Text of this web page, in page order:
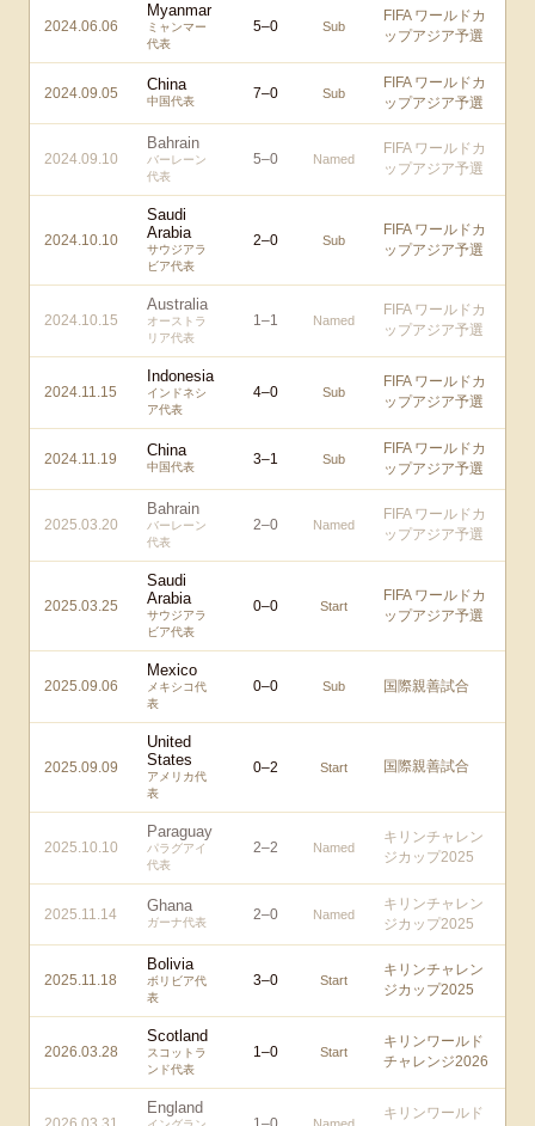
2024.06.06
Myanmar
ミャンマー
代表
5–0 Sub
FIFA ワールドカ
ップアジア予選
2024.09.05 China
中国代表 7–0 Sub
FIFA ワールドカ
ップアジア予選
2024.09.10
Bahrain
バーレーン
代表
5–0 Named
FIFA ワールドカ
ップアジア予選
2024.10.10
Saudi
Arabia
サウジアラ
ビア代表
2–0 Sub
FIFA ワールドカ
ップアジア予選
2024.10.15
Australia
オーストラ
リア代表
1–1 Named
FIFA ワールドカ
ップアジア予選
2024.11.15
Indonesia
インドネシ
ア代表
4–0 Sub
FIFA ワールドカ
ップアジア予選
2024.11.19 China
中国代表 3–1 Sub
FIFA ワールドカ
ップアジア予選
2025.03.20
Bahrain
バーレーン
代表
2–0 Named
FIFA ワールドカ
ップアジア予選
2025.03.25
Saudi
Arabia
サウジアラ
ビア代表
0–0 Start
FIFA ワールドカ
ップアジア予選
2025.09.06
Mexico
メキシコ代
表
0–0 Sub 国際親善試合
2025.09.09
United
States
アメリカ代
表
0–2 Start 国際親善試合
2025.10.10
Paraguay
パラグアイ
代表
2–2 Named
キリンチャレン
ジカップ2025
2025.11.14 Ghana
ガーナ代表 2–0 Named
キリンチャレン
ジカップ2025
2025.11.18
Bolivia
ボリビア代
表
3–0 Start
キリンチャレン
ジカップ2025
2026.03.28
Scotland
スコットラ
ンド代表
1–0 Start
キリンワールド
チャレンジ2026
England
キリンワールド